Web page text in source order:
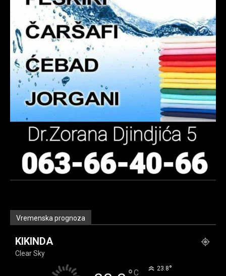
Vremenska prognoza
KIKINDA
Clear Sky
C 23.8°